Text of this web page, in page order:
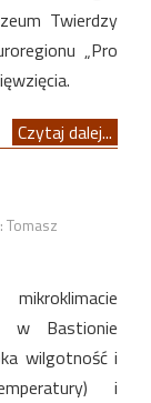
Twierdzy
„Pro
Czytaj dalej...
Tomasz
w Bastionie
wilgotność i
i